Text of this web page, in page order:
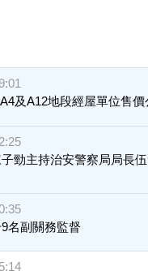
及A12地段經屋單位售價
勁主持治安警察局局長
名副關務監督